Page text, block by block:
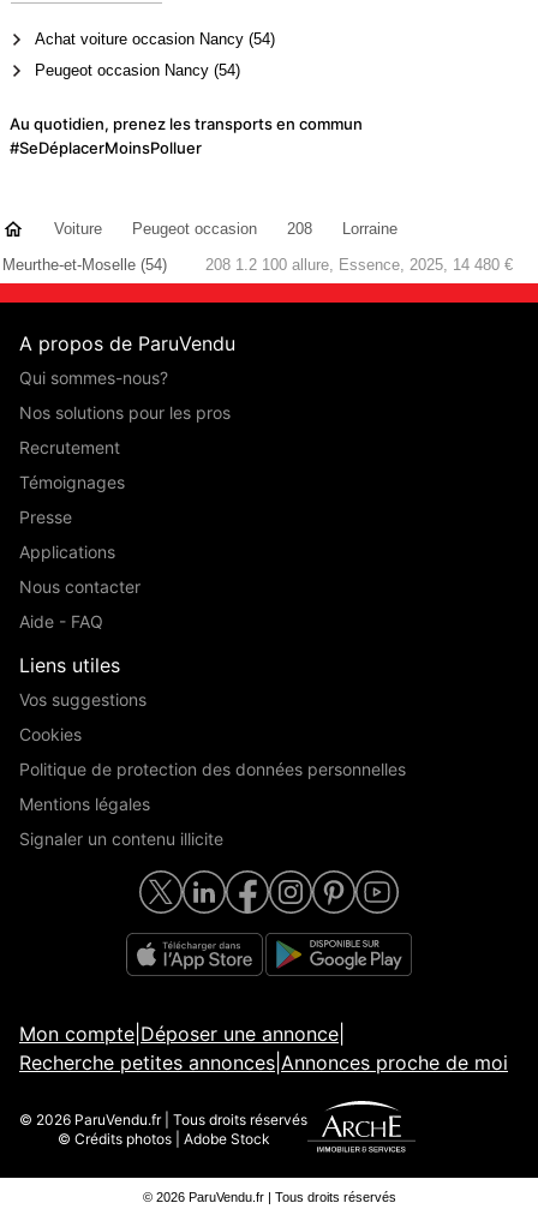
Achat voiture occasion Nancy (54)
Peugeot occasion Nancy (54)
Au quotidien, prenez les transports en commun
#SeDéplacerMoinsPolluer
Voiture Peugeot occasion 208
Lorraine
Meurthe-et-Moselle (54)
208 1.2 100 allure, Essence, 2025, 14 480 €
A propos de ParuVendu
Qui sommes-nous?
Nos solutions pour les pros
Recrutement
Témoignages
Presse
Applications
Nous contacter
Aide - FAQ
Liens utiles
Vos suggestions
Cookies
Politique de protection des données personnelles
Mentions légales
Signaler un contenu illicite
Mon compte Déposer une annonce
Recherche petites annonces Annonces proche de moi
© 2026 ParuVendu.fr | Tous droits réservés
© Crédits photos | Adobe Stock
© 2026 ParuVendu.fr | Tous droits réservés